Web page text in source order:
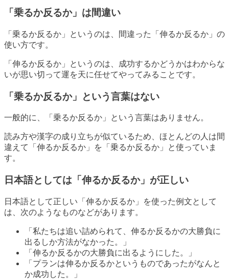
「乗るか反るか」は間違い
「乗るか反るか」というのは、間違った「伸るか反るか」の
使い方です。
「伸るか反るか」というのは、成功するかどうかはわからな
いが思い切って運を天に任せてやってみることです。
「乗るか反るか」という言葉はない
一般的に、「乗るか反るか」という言葉はありません。
読み方や漢字の成り立ちが似ているため、ほとんどの人は間
違えて「伸るか反るか」を「乗るか反るか」と使っていま
す。
日本語としては「伸るか反るか」が正しい
日本語として正しい「伸るか反るか」を使った例文として
は、次のようなものなどがあります。
「私たちは追い詰められて、伸るか反るかの大勝負に
出るしか方法がなかった。」
「伸るか反るかの大勝負に出るようにした。」
「プランは伸るか反るかというものであったがなんと
か成功した。」